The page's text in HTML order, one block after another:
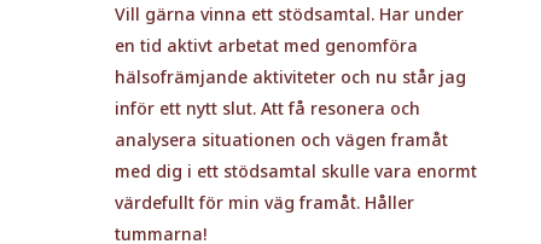
Vill gärna vinna ett stödsamtal. Har under
en tid aktivt arbetat med genomföra
hälsofrämjande aktiviteter och nu står jag
inför ett nytt slut. Att få resonera och
analysera situationen och vägen framåt
med dig i ett stödsamtal skulle vara enormt
värdefullt för min väg framåt. Håller
tummarna!